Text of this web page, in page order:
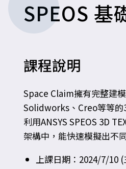
SPEOS 基
課程說明
Space Claim擁有完整建
Solidworks、Creo等等的
利用ANSYS SPEOS 3D
架構中，能快速模擬出不
上課日期：2024/7/10 (